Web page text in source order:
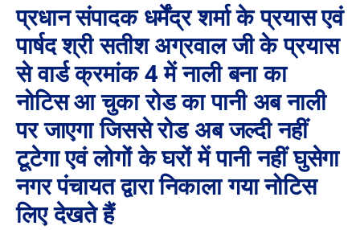
प्रधान संपादक धर्मेंद्र शर्मा के प्रयास एवं
पार्षद श्री सतीश अग्रवाल जी के प्रयास
से वार्ड क्रमांक 4 में नाली बना का
नोटिस आ चुका रोड का पानी अब नाली
पर जाएगा जिससे रोड अब जल्दी नहीं
टूटेगा एवं लोगों के घरों में पानी नहीं घुसेगा
नगर पंचायत द्वारा निकाला गया नोटिस
लिए देखते हैं